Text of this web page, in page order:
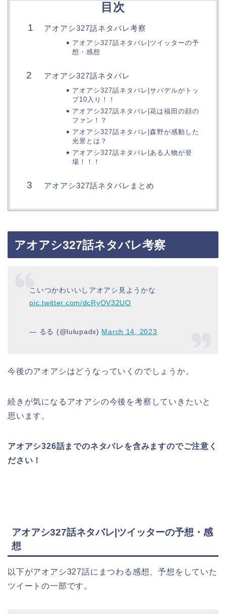
目次
アオアシ327話ネタバレ考察
アオアシ327話ネタバレ|ツイッターの予
想・感想
アオアシ327話ネタバレ
アオアシ327話ネタバレ|サバデルがトッ
プ10入り！！
アオアシ327話ネタバレ|花は福田の顔の
ファン！？
アオアシ327話ネタバレ|森野が感動した
光景とは？
アオアシ327話ネタバレ|ある人物が登
場！！！
アオアシ327話ネタバレまとめ
アオアシ327話ネタバレ考察
こいつかわいいしアオアシ見ようかな
pic.twitter.com/dcRyOV32UO
— るる (@lulupadx) March 14, 2023
今後のアオアシはどうなっていくのでしょうか。
続きが気になるアオアシの今後を考察していきたいと
思います。
アオアシ326話までのネタバレを含みますのでご注意く
ださい！
アオアシ327話ネタバレ|ツイッターの予想・感
想
以下がアオアシ327話にまつわる感想、予想をしていた
ツイートの一部です。